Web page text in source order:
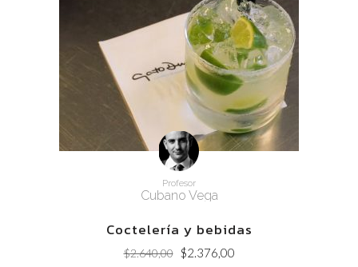
Profesor
Cubano Vega
Coctelería y bebidas
$2.640,00
Original
$2.376,00Current